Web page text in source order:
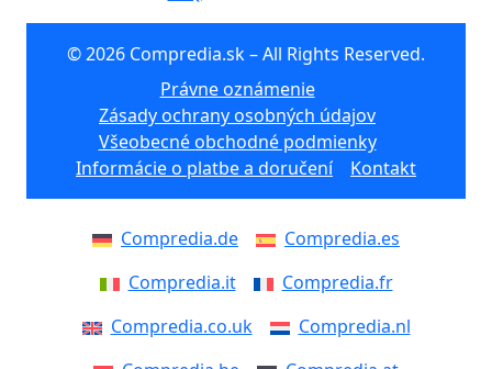
© 2026 Compredia.sk – All Rights Reserved.
Právne oznámenie
Zásady ochrany osobných údajov
Všeobecné obchodné podmienky
Informácie o platbe a doručení
Kontakt
Compredia.de
Compredia.es
Compredia.it
Compredia.fr
Compredia.co.uk
Compredia.nl